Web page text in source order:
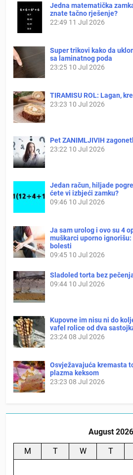
Jedna matematička
znate tačno rješenje?
22:49 11 Jul 2026
Super trikovi kako da
sa laminatnog poda
23:25 10 Jul 2026
TIRAMISU ROL: Lagan,
23:23 10 Jul 2026
Pet ZANIMLJIVIH
23:22 10 Jul 2026
Jedan račun, hiljade
ćete vi izbjeći zamku?
09:46 10 Jul 2026
Ja sam urolog i ovo su 4
muškarci uporno
bolesti
09:45 10 Jul 2026
Sladoled torta bez
09:44 10 Jul 2026
Kupovne im nisu ni do
vafel rolice od dva
23:2408 Jul 2026
Osvježavajuća kremasta
plazma keksom
23:23 08 Jul 2026
August 2026
M T W T